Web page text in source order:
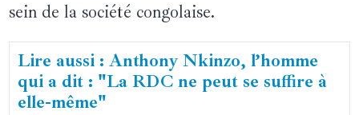
sein de la société congolaise.
Lire aussi : Anthony Nkinzo, l’homme
qui a dit : "La RDC ne peut se suffire à
elle-même"